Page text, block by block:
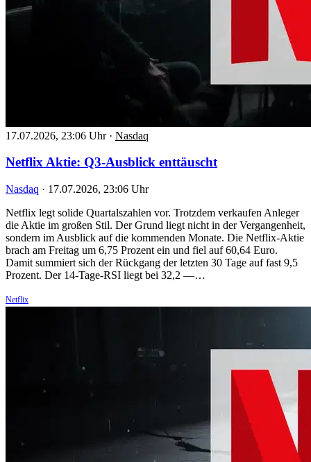
17.07.2026, 23:06 Uhr · Nasdaq
Netflix Aktie: Q3-Ausblick enttäuscht
Nasdaq · 17.07.2026, 23:06 Uhr
Netflix legt solide Quartalszahlen vor. Trotzdem verkaufen Anleger
die Aktie im großen Stil. Der Grund liegt nicht in der Vergangenheit,
sondern im Ausblick auf die kommenden Monate. Die Netflix-Aktie
brach am Freitag um 6,75 Prozent ein und fiel auf 60,64 Euro.
Damit summiert sich der Rückgang der letzten 30 Tage auf fast 9,5
Prozent. Der 14-Tage-RSI liegt bei 32,2 —…
Netflix